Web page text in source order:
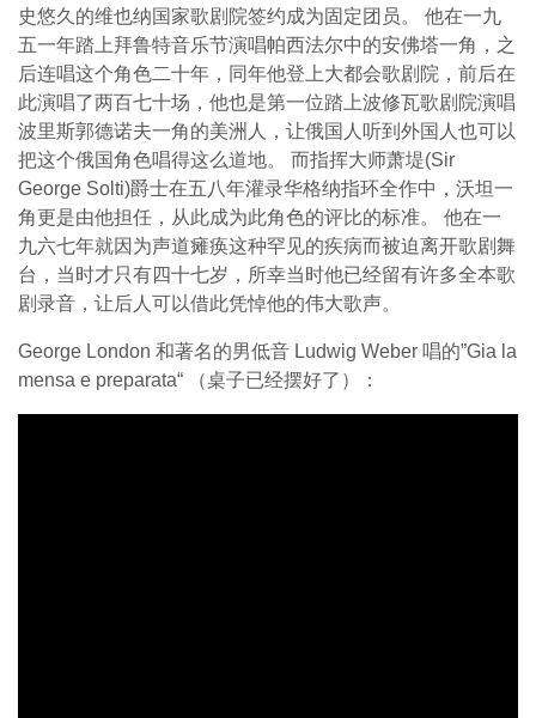
史悠久的维也纳国家歌剧院签约成为固定团员。 他在一九
五一年踏上拜鲁特音乐节演唱帕西法尔中的安佛塔一角，之
后连唱这个角色二十年，同年他登上大都会歌剧院，前后在
此演唱了两百七十场，他也是第一位踏上波修瓦歌剧院演唱
波里斯郭德诺夫一角的美洲人，让俄国人听到外国人也可以
把这个俄国角色唱得这么道地。 而指挥大师萧堤(Sir
George Solti)爵士在五八年灌录华格纳指环全作中，沃坦一
角更是由他担任，从此成为此角色的评比的标准。 他在一
九六七年就因为声道瘫痪这种罕见的疾病而被迫离开歌剧舞
台，当时才只有四十七岁，所幸当时他已经留有许多全本歌
剧录音，让后人可以借此凭悼他的伟大歌声。
George London 和著名的男低音 Ludwig Weber 唱的”Gia la
mensa e preparata“ （桌子已经摆好了）：